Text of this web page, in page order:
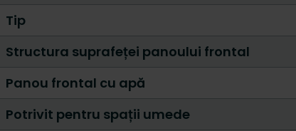
Tip
Structura suprafeței panoului frontal
Panou frontal cu apă
Potrivit pentru spații umede